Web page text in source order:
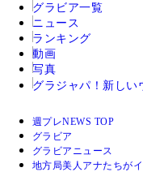
グラビア一覧
ニュース
ランキング
動画
写真
グラジャパ！ 新しい
週プレNEWS TOP
グラビア
グラビアニュース
地方局美人アナたちが